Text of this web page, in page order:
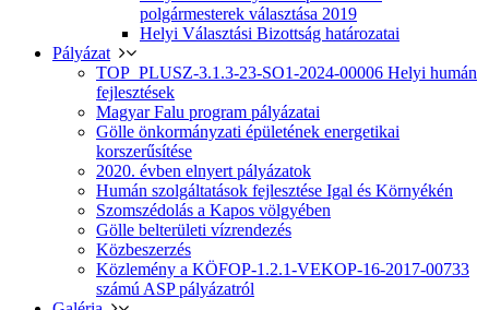
polgármesterek választása 2019
Helyi Választási Bizottság határozatai
Pályázat
TOP_PLUSZ-3.1.3-23-SO1-2024-00006 Helyi humán
fejlesztések
Magyar Falu program pályázatai
Gölle önkormányzati épületének energetikai
korszerűsítése
2020. évben elnyert pályázatok
Humán szolgáltatások fejlesztése Igal és Környékén
Szomszédolás a Kapos völgyében
Gölle belterületi vízrendezés
Közbeszerzés
Közlemény a KÖFOP-1.2.1-VEKOP-16-2017-00733
számú ASP pályázatról